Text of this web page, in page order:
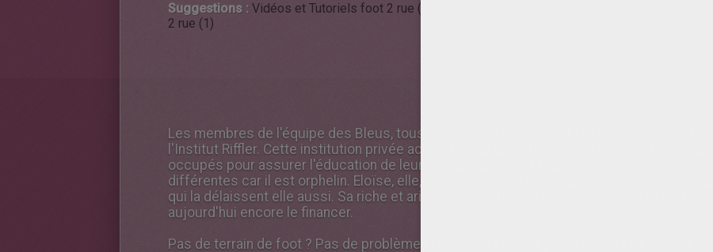
Suggestions : Vidéos et Tutoriels foot 2 rue (20)
2 rue (1)
Les membres de l'équipe des Bleus, tous d'origine différente, ont fait connaissance à
l'Institut Riffler. Cette institution privée accueille des enfants dont les parents sont trop
occupés pour assurer l'éducation de leur progéniture. Pour Tag, les choses sont
différentes car il est orphelin. Eloïse, elle, habite dans une belle maison avec ses parents
qui la délaissent elle aussi. Sa riche et aristocratique famille a fondé l'Institut et doit
aujourd'hui encore le financer.
Pas de terrain de foot ? Pas de problèmes ! N'importe quelle place ou coin de bitume